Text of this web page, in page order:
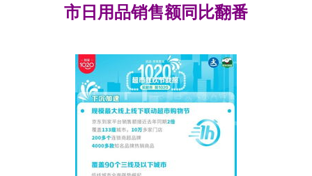
市日用品销售额同比翻番